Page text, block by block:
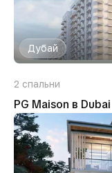
Дубай
2 спальни
PG Maison в Dubai